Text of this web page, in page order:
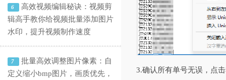
6
高效视频编辑秘诀：视频剪
辑高手教你给视频批量添加图片
水印，提升视频制作速度
7
批量高效调整图片像素：自
定义缩小bmp图片，画质优先，
3.确认所有单号无误，点